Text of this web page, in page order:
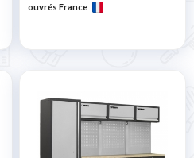
ouvrés France